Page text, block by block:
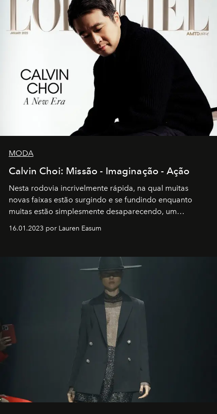
MODA
Calvin Choi: Missão - Imaginação - Ação
Nesta rodovia incrivelmente rápida, na qual muitas
novas faixas estão surgindo e se fundindo enquanto
muitas estão simplesmente desaparecendo, um
transportador AMTD abrindo caminho para muitos
por propósitos, com um claro senso de missão na vida e
16.01.2023 por Lauren Easum